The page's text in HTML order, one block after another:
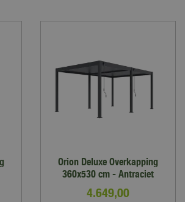
Orion Deluxe Overkapping
360x530 cm - Antraciet
4.649,00